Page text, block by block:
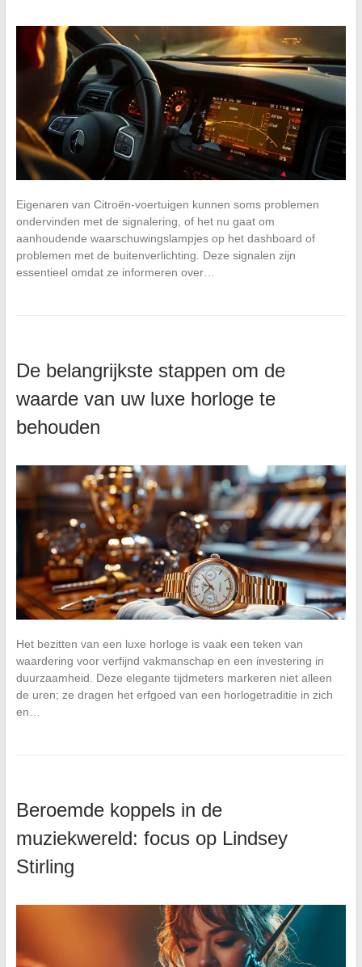
Eigenaren van Citroën-voertuigen kunnen soms problemen
ondervinden met de signalering, of het nu gaat om
aanhoudende waarschuwingslampjes op het dashboard of
problemen met de buitenverlichting. Deze signalen zijn
essentieel omdat ze informeren over…
De belangrijkste stappen om de
waarde van uw luxe horloge te
behouden
Het bezitten van een luxe horloge is vaak een teken van
waardering voor verfijnd vakmanschap en een investering in
duurzaamheid. Deze elegante tijdmeters markeren niet alleen
de uren; ze dragen het erfgoed van een horlogetraditie in zich
en…
Beroemde koppels in de
muziekwereld: focus op Lindsey
Stirling